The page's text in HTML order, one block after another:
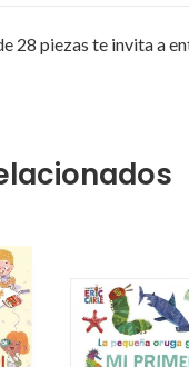
28 piezas te invita a